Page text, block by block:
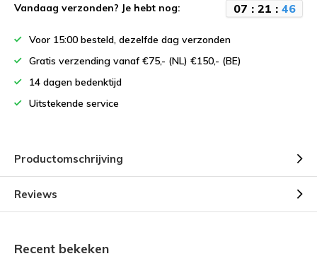
Vandaag verzonden? Je hebt nog: 07 : 21 : 46
Voor 15:00 besteld, dezelfde dag verzonden
Gratis verzending vanaf €75,- (NL) €150,- (BE)
14 dagen bedenktijd
Uitstekende service
Productomschrijving
Reviews
Recent bekeken